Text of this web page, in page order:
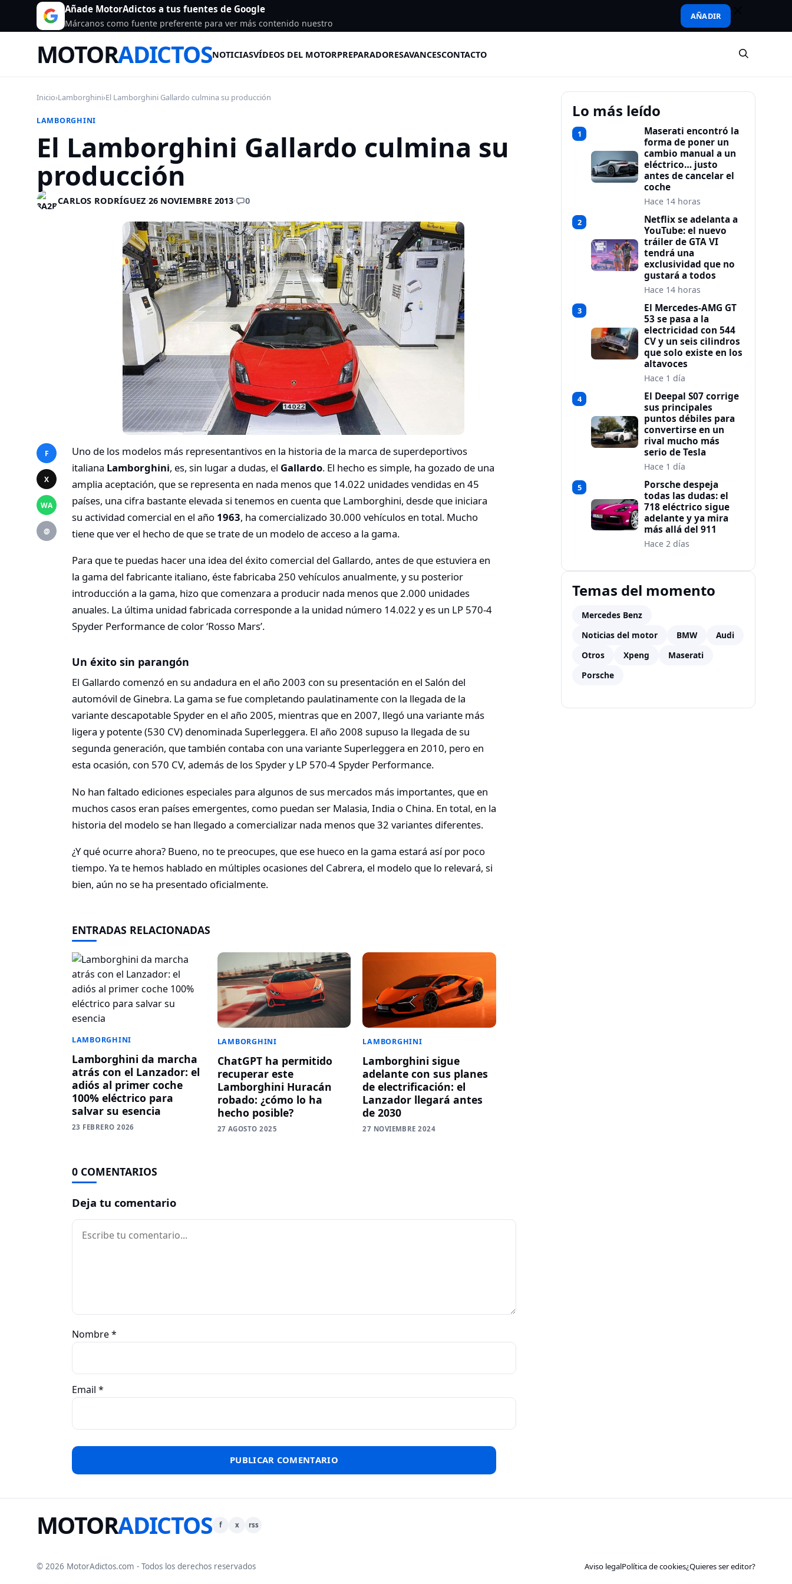
Añade MotorAdictos a tus fuentes de Google
Márcanos como fuente preferente para ver más contenido nuestro
AÑADIR
MOTORADICTOSNOTICIASVÍDEOS DEL MOTORPREPARADORESAVANCESCONTACTO
Inicio›Lamborghini›El Lamborghini Gallardo culmina su producción
LAMBORGHINI
El Lamborghini Gallardo culmina su
producción
CARLOS RODRÍGUEZ·26 NOVIEMBRE 2013· 0
F
X
WA
@
Uno de los modelos más representantivos en la historia de la marca de superdeportivos
italiana Lamborghini, es, sin lugar a dudas, el Gallardo. El hecho es simple, ha gozado de una
amplia aceptación, que se representa en nada menos que 14.022 unidades vendidas en 45
países, una cifra bastante elevada si tenemos en cuenta que Lamborghini, desde que iniciara
su actividad comercial en el año 1963, ha comercializado 30.000 vehículos en total. Mucho
tiene que ver el hecho de que se trate de un modelo de acceso a la gama.
Para que te puedas hacer una idea del éxito comercial del Gallardo, antes de que estuviera en
la gama del fabricante italiano, éste fabricaba 250 vehículos anualmente, y su posterior
introducción a la gama, hizo que comenzara a producir nada menos que 2.000 unidades
anuales. La última unidad fabricada corresponde a la unidad número 14.022 y es un LP 570-4
Spyder Performance de color ‘Rosso Mars’.
Un éxito sin parangón
El Gallardo comenzó en su andadura en el año 2003 con su presentación en el Salón del
automóvil de Ginebra. La gama se fue completando paulatinamente con la llegada de la
variante descapotable Spyder en el año 2005, mientras que en 2007, llegó una variante más
ligera y potente (530 CV) denominada Superleggera. El año 2008 supuso la llegada de su
segunda generación, que también contaba con una variante Superleggera en 2010, pero en
esta ocasión, con 570 CV, además de los Spyder y LP 570-4 Spyder Performance.
No han faltado ediciones especiales para algunos de sus mercados más importantes, que en
muchos casos eran países emergentes, como puedan ser Malasia, India o China. En total, en la
historia del modelo se han llegado a comercializar nada menos que 32 variantes diferentes.
¿Y qué ocurre ahora? Bueno, no te preocupes, que ese hueco en la gama estará así por poco
tiempo. Ya te hemos hablado en múltiples ocasiones del Cabrera, el modelo que lo relevará, si
bien, aún no se ha presentado oficialmente.
ENTRADAS RELACIONADAS
LAMBORGHINI
Lamborghini da marcha
atrás con el Lanzador: el
adiós al primer coche
100% eléctrico para
salvar su esencia
23 FEBRERO 2026
LAMBORGHINI
ChatGPT ha permitido
recuperar este
Lamborghini Huracán
robado: ¿cómo lo ha
hecho posible?
27 AGOSTO 2025
LAMBORGHINI
Lamborghini sigue
adelante con sus planes
de electrificación: el
Lanzador llegará antes
de 2030
27 NOVIEMBRE 2024
0 COMENTARIOS
Deja tu comentario
Comentario
Nombre*
Email *
Lo más leído
1
Maserati encontró la
forma de poner un
cambio manual a un
eléctrico… justo
antes de cancelar el
coche
Hace 14 horas
2
Netflix se adelanta a
YouTube: el nuevo
tráiler de GTA VI
tendrá una
exclusividad que no
gustará a todos
Hace 14 horas
3
El Mercedes-AMG GT
53 se pasa a la
electricidad con 544
CV y un seis cilindros
que solo existe en los
altavoces
Hace 1 día
4
El Deepal S07 corrige
sus principales
puntos débiles para
convertirse en un
rival mucho más
serio de Tesla
Hace 1 día
5
Porsche despeja
todas las dudas: el
718 eléctrico sigue
adelante y ya mira
más allá del 911
Hace 2 días
Temas del momento
Mercedes Benz
Noticias del motor
BMW
Audi
Otros
Xpeng
Maserati
Porsche
MOTORADICTOS f x rss
© 2026 MotorAdictos.com - Todos los derechos reservados Aviso legalPolítica de cookies¿Quieres ser editor?